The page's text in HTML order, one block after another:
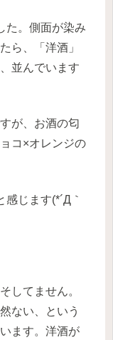
た。側面が染み
ら、
「洋酒」
並んでいます
が、お酒の匂
コ×オレンジの
じます(*´Д｀
してません。
ない、という
ます。洋酒が